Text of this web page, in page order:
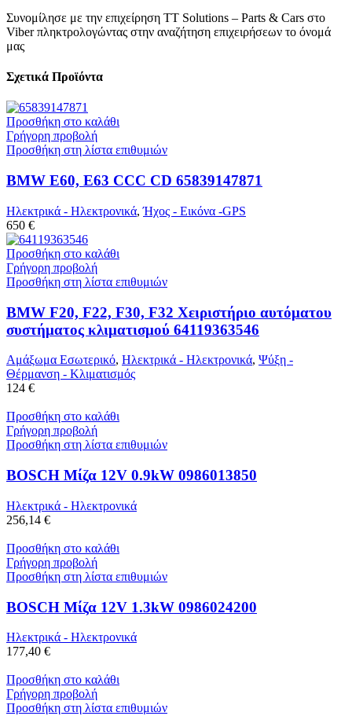
Συνομίλησε με την επιχείρηση TT Solutions – Parts & Cars στο
Viber πληκτρολογώντας στην αναζήτηση επιχειρήσεων το όνομά
μας
Σχετικά Προϊόντα
Προσθήκη στο καλάθι
Γρήγορη προβολή
Προσθήκη στη λίστα επιθυμιών
BMW E60, E63 CCC CD 65839147871
Ηλεκτρικά - Ηλεκτρονικά, Ήχος - Εικόνα -GPS
650 €
Προσθήκη στο καλάθι
Γρήγορη προβολή
Προσθήκη στη λίστα επιθυμιών
BMW F20, F22, F30, F32 Χειριστήριο αυτόματου
συστήματος κλιματισμού 64119363546
Αμάξωμα Εσωτερικό, Ηλεκτρικά - Ηλεκτρονικά, Ψύξη -
Θέρμανση - Κλιματισμός
124 €
Προσθήκη στο καλάθι
Γρήγορη προβολή
Προσθήκη στη λίστα επιθυμιών
BOSCH Μίζα 12V 0.9kW 0986013850
Ηλεκτρικά - Ηλεκτρονικά
256,14 €
Προσθήκη στο καλάθι
Γρήγορη προβολή
Προσθήκη στη λίστα επιθυμιών
BOSCH Μίζα 12V 1.3kW 0986024200
Ηλεκτρικά - Ηλεκτρονικά
177,40 €
Προσθήκη στο καλάθι
Γρήγορη προβολή
Προσθήκη στη λίστα επιθυμιών